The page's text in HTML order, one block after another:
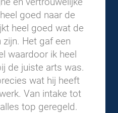
goed naar de
heel goed wat de
Het gaf een
waardoor ik heel
de juiste arts was.
wat hij heeft
Van intake tot
top geregeld.